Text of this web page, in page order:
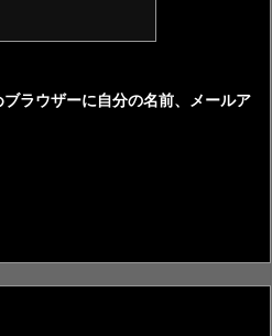
ラウザーに自分の名前、メールア